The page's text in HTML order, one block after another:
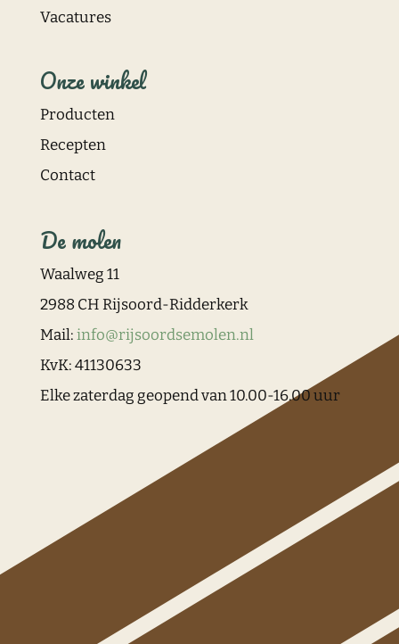
Vacatures
Onze winkel
Producten
Recepten
Contact
De molen
Waalweg 11
2988 CH Rijsoord-Ridderkerk
Mail:info@rijsoordsemolen.nl
KvK: 41130633
Elke zaterdag geopend van 10.00-16.00 uur